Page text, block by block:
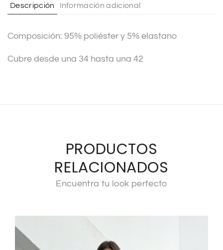
i
e
:
Descripción Información adicional
Composición: 95% poliéster y 5% elastano
Cubre desde una 34 hasta una 42
PRODUCTOS
RELACIONADOS
Encuentra tu look perfecto